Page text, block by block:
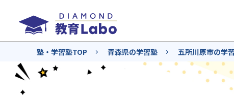
塾・学習塾TOP 青森県の学習塾 五所川原市の学